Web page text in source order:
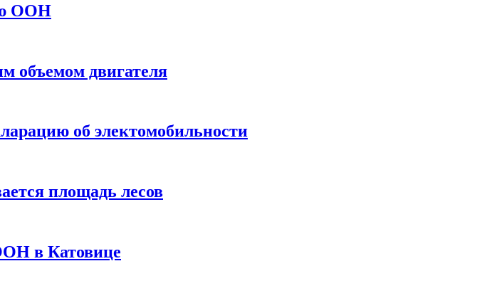
ООН
объемом двигателя
об электомобильности
площадь лесов
в Катовице